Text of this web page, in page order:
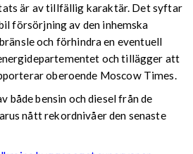
är av tillfällig karaktär. Det syftar
försörjning av den inhemska
och förhindra en eventuell
och tillägger att
oberoende Moscow Times.
både bensin och diesel från de
nått rekordnivåer den senaste